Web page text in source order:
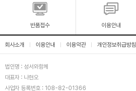
반품접수 이용안내
회사소개
이용안내 이용약관 개인정보취급방침
법인명 : 성서와함께
대표자 : 나현오
사업자 등록번호 : 108-82-01366